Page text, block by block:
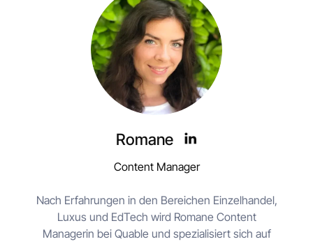
Romane
Content Manager
Nach Erfahrungen in den Bereichen Einzelhandel,
Luxus und EdTech wird Romane Content
Managerin bei Quable und spezialisiert sich auf